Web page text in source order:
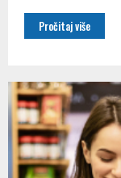
Pročitaj više